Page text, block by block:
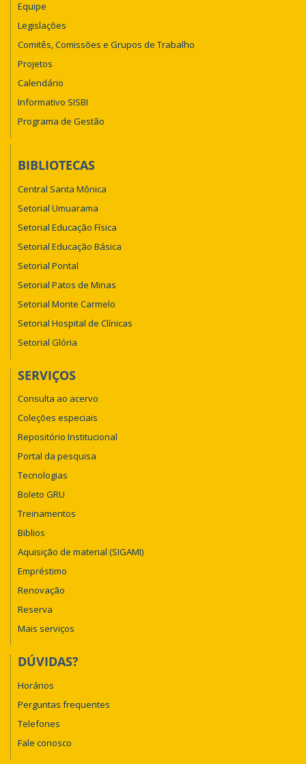
Equipe
Legislações
Comitês, Comissões e Grupos de Trabalho
Projetos
Calendário
Informativo SISBI
Programa de Gestão
BIBLIOTECAS
Central Santa Mônica
Setorial Umuarama
Setorial Educação Física
Setorial Educação Básica
Setorial Pontal
Setorial Patos de Minas
Setorial Monte Carmelo
Setorial Hospital de Clínicas
Setorial Glória
SERVIÇOS
Consulta ao acervo
Coleções especiais
Repositório Institucional
Portal da pesquisa
Tecnologias
Boleto GRU
Treinamentos
Biblios
Aquisição de material (SIGAMI)
Empréstimo
Renovação
Reserva
Mais serviços
DÚVIDAS?
Horários
Perguntas frequentes
Telefones
Fale conosco